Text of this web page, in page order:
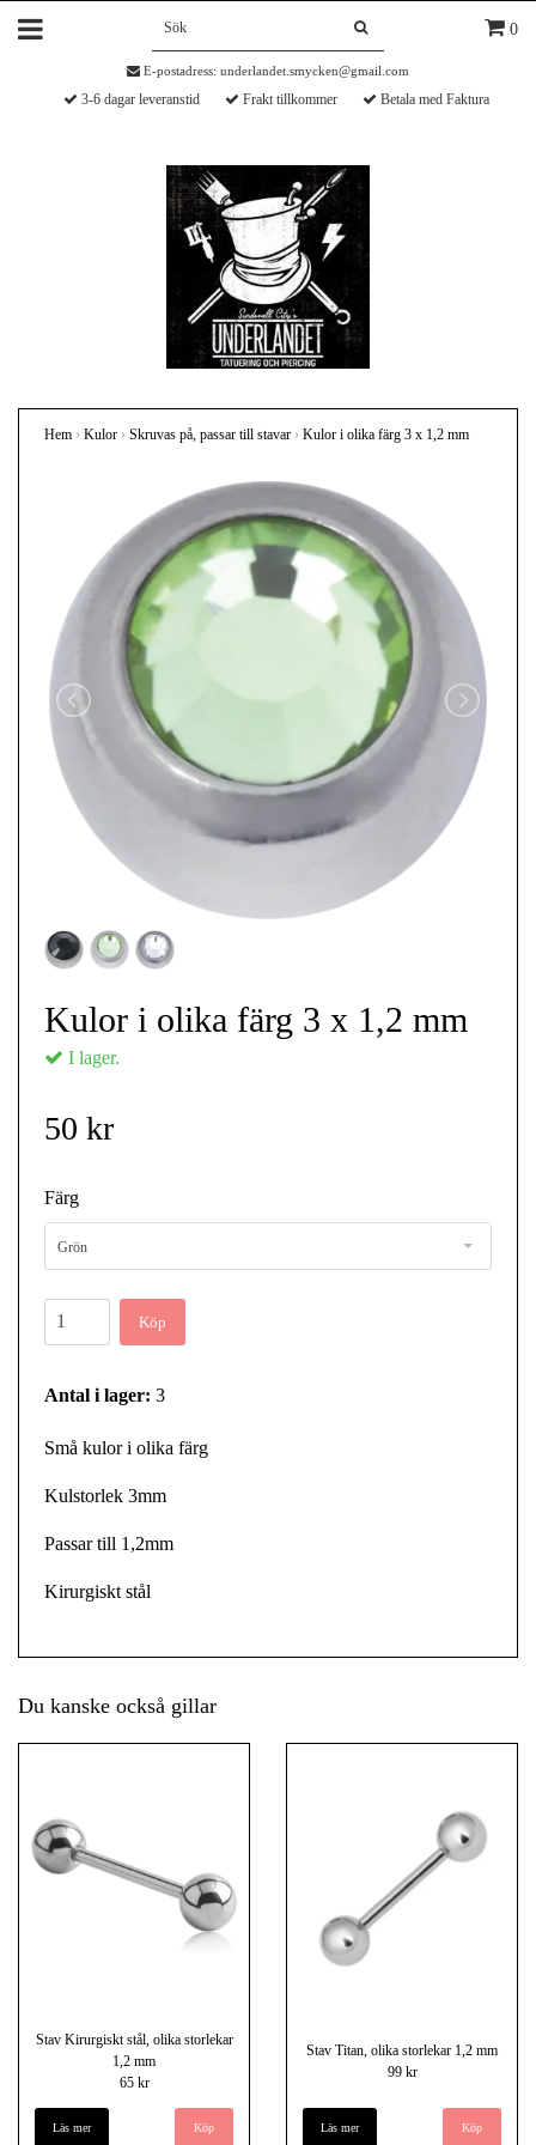
0
E-postadress: underlandet.smycken@gmail.com
3-6 dagar leveranstid Frakt tillkommer Betala med Faktura
Hem › Kulor › Skruvas på, passar till stavar › Kulor i olika färg 3 x 1,2 mm
Kulor i olika färg 3 x 1,2 mm
I lager.
50 kr
Färg
Grön
Köp
Antal i lager: 3
Små kulor i olika färg
Kulstorlek 3mm
Passar till 1,2mm
Kirurgiskt stål
Du kanske också gillar
Stav Kirurgiskt stål, olika storlekar
1,2 mm
65 kr
Läs mer Köp
Stav Titan, olika storlekar 1,2 mm
99 kr
Läs mer Köp